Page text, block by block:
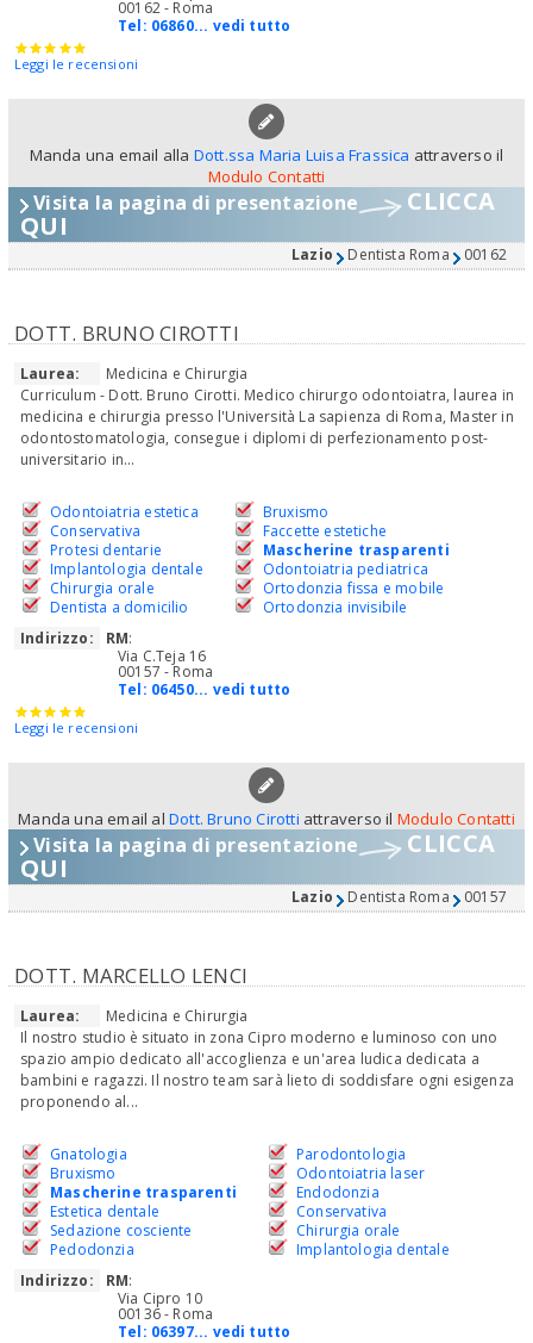
00162 - Roma
Tel: 06860... vedi tutto
Leggi le recensioni
Manda una email alla Dott.ssa Maria Luisa Frassica attraverso il
Modulo Contatti
Visita la pagina di presentazione CLICCA
QUI
Lazio Dentista Roma 00162
DOTT. BRUNO CIROTTI
Laurea:
Medicina e Chirurgia
Curriculum - Dott. Bruno Cirotti. Medico chirurgo odontoiatra, laurea in
medicina e chirurgia presso l'Università La sapienza di Roma, Master in
odontostomatologia, consegue i diplomi di perfezionamento post-
universitario in...
Odontoiatria estetica
Conservativa
Protesi dentarie
Implantologia dentale
Chirurgia orale
Dentista a domicilio
Bruxismo
Faccette estetiche
Mascherine trasparenti
Odontoiatria pediatrica
Ortodonzia fissa e mobile
Ortodonzia invisibile
Indirizzo:
RM:
Via C.Teja 16
00157 - Roma
Tel: 06450... vedi tutto
Leggi le recensioni
Manda una email alDott. Bruno Cirotti attraverso il Modulo Contatti
Visita la pagina di presentazione CLICCA
QUI
Lazio Dentista Roma 00157
DOTT. MARCELLO LENCI
Laurea:
Medicina e Chirurgia
Il nostro studio è situato in zona Cipro moderno e luminoso con uno
spazio ampio dedicato all'accoglienza e un'area ludica dedicata a
bambini e ragazzi. Il nostro team sarà lieto di soddisfare ogni esigenza
proponendo al...
Gnatologia
Bruxismo
Mascherine trasparenti
Estetica dentale
Sedazione cosciente
Pedodonzia
Parodontologia
Odontoiatria laser
Endodonzia
Conservativa
Chirurgia orale
Implantologia dentale
Indirizzo:
RM:
Via Cipro 10
00136 - Roma
Tel: 06397... vedi tutto